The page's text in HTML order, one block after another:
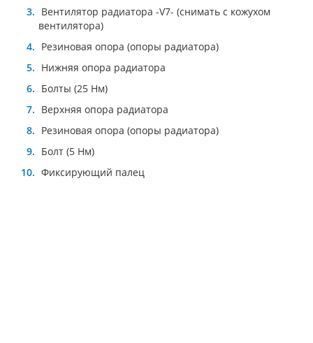
Вентилятор радиатора -V7- (снимать с кожухом
вентилятора)
Резиновая опора (опоры радиатора)
Нижняя опора радиатора
Болты (25 Нм)
Верхняя опора радиатора
Резиновая опора (опоры радиатора)
Болт (5 Нм)
Фиксирующий палец